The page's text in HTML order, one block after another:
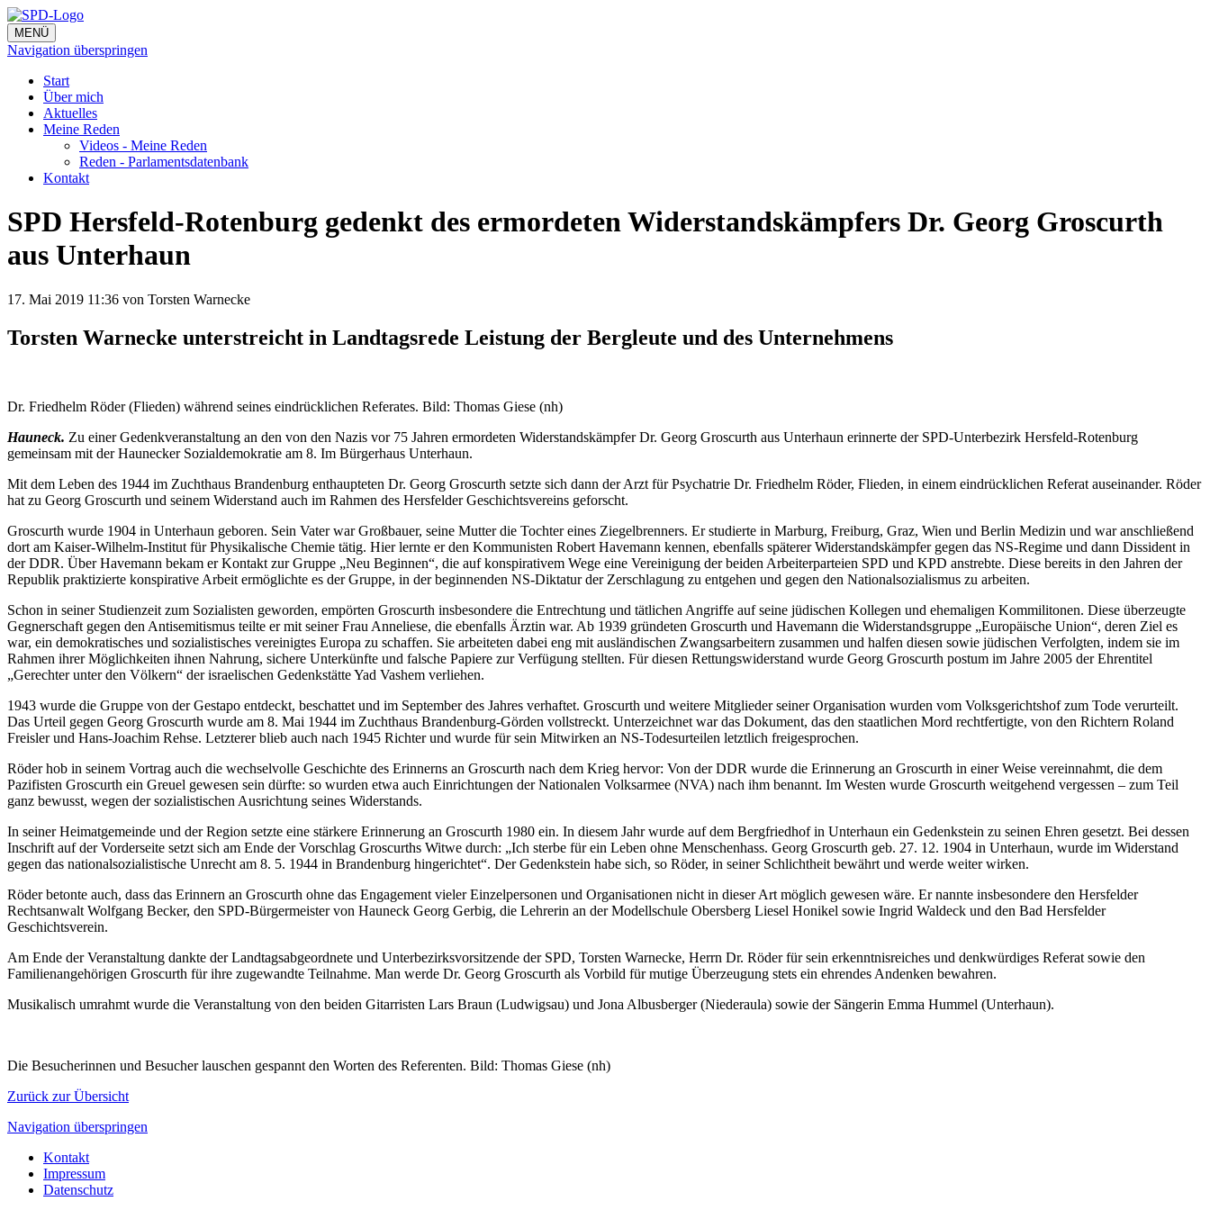
MENÜ
Navigation überspringen
Start
Über mich
Aktuelles
Meine Reden
Videos - Meine Reden
Reden - Parlamentsdatenbank
Kontakt
SPD Hersfeld-Rotenburg gedenkt des ermordeten Widerstandskämpfers Dr. Georg Groscurth
aus Unterhaun
17. Mai 2019 11:36 von Torsten Warnecke
Torsten Warnecke unterstreicht in Landtagsrede Leistung der Bergleute und des Unternehmens
Dr. Friedhelm Röder (Flieden) während seines eindrücklichen Referates. Bild: Thomas Giese (nh)
Hauneck. Zu einer Gedenkveranstaltung an den von den Nazis vor 75 Jahren ermordeten Widerstandskämpfer Dr. Georg Groscurth aus Unterhaun erinnerte der SPD-Unterbezirk Hersfeld-Rotenburg
gemeinsam mit der Haunecker Sozialdemokratie am 8. Im Bürgerhaus Unterhaun.
Mit dem Leben des 1944 im Zuchthaus Brandenburg enthaupteten Dr. Georg Groscurth setzte sich dann der Arzt für Psychatrie Dr. Friedhelm Röder, Flieden, in einem eindrücklichen Referat auseinander. Röder
hat zu Georg Groscurth und seinem Widerstand auch im Rahmen des Hersfelder Geschichtsvereins geforscht.
Groscurth wurde 1904 in Unterhaun geboren. Sein Vater war Großbauer, seine Mutter die Tochter eines Ziegelbrenners. Er studierte in Marburg, Freiburg, Graz, Wien und Berlin Medizin und war anschließend
dort am Kaiser-Wilhelm-Institut für Physikalische Chemie tätig. Hier lernte er den Kommunisten Robert Havemann kennen, ebenfalls späterer Widerstandskämpfer gegen das NS-Regime und dann Dissident in
der DDR. Über Havemann bekam er Kontakt zur Gruppe „Neu Beginnen“, die auf konspirativem Wege eine Vereinigung der beiden Arbeiterparteien SPD und KPD anstrebte. Diese bereits in den Jahren der
Republik praktizierte konspirative Arbeit ermöglichte es der Gruppe, in der beginnenden NS-Diktatur der Zerschlagung zu entgehen und gegen den Nationalsozialismus zu arbeiten.
Schon in seiner Studienzeit zum Sozialisten geworden, empörten Groscurth insbesondere die Entrechtung und tätlichen Angriffe auf seine jüdischen Kollegen und ehemaligen Kommilitonen. Diese überzeugte
Gegnerschaft gegen den Antisemitismus teilte er mit seiner Frau Anneliese, die ebenfalls Ärztin war. Ab 1939 gründeten Groscurth und Havemann die Widerstandsgruppe „Europäische Union“, deren Ziel es
war, ein demokratisches und sozialistisches vereinigtes Europa zu schaffen. Sie arbeiteten dabei eng mit ausländischen Zwangsarbeitern zusammen und halfen diesen sowie jüdischen Verfolgten, indem sie im
Rahmen ihrer Möglichkeiten ihnen Nahrung, sichere Unterkünfte und falsche Papiere zur Verfügung stellten. Für diesen Rettungswiderstand wurde Georg Groscurth postum im Jahre 2005 der Ehrentitel
„Gerechter unter den Völkern“ der israelischen Gedenkstätte Yad Vashem verliehen.
1943 wurde die Gruppe von der Gestapo entdeckt, beschattet und im September des Jahres verhaftet. Groscurth und weitere Mitglieder seiner Organisation wurden vom Volksgerichtshof zum Tode verurteilt.
Das Urteil gegen Georg Groscurth wurde am 8. Mai 1944 im Zuchthaus Brandenburg-Görden vollstreckt. Unterzeichnet war das Dokument, das den staatlichen Mord rechtfertigte, von den Richtern Roland
Freisler und Hans-Joachim Rehse. Letzterer blieb auch nach 1945 Richter und wurde für sein Mitwirken an NS-Todesurteilen letztlich freigesprochen.
Röder hob in seinem Vortrag auch die wechselvolle Geschichte des Erinnerns an Groscurth nach dem Krieg hervor: Von der DDR wurde die Erinnerung an Groscurth in einer Weise vereinnahmt, die dem
Pazifisten Groscurth ein Greuel gewesen sein dürfte: so wurden etwa auch Einrichtungen der Nationalen Volksarmee (NVA) nach ihm benannt. Im Westen wurde Groscurth weitgehend vergessen – zum Teil
ganz bewusst, wegen der sozialistischen Ausrichtung seines Widerstands.
In seiner Heimatgemeinde und der Region setzte eine stärkere Erinnerung an Groscurth 1980 ein. In diesem Jahr wurde auf dem Bergfriedhof in Unterhaun ein Gedenkstein zu seinen Ehren gesetzt. Bei dessen
Inschrift auf der Vorderseite setzt sich am Ende der Vorschlag Groscurths Witwe durch: „Ich sterbe für ein Leben ohne Menschenhass. Georg Groscurth geb. 27. 12. 1904 in Unterhaun, wurde im Widerstand
gegen das nationalsozialistische Unrecht am 8. 5. 1944 in Brandenburg hingerichtet“. Der Gedenkstein habe sich, so Röder, in seiner Schlichtheit bewährt und werde weiter wirken.
Röder betonte auch, dass das Erinnern an Groscurth ohne das Engagement vieler Einzelpersonen und Organisationen nicht in dieser Art möglich gewesen wäre. Er nannte insbesondere den Hersfelder
Rechtsanwalt Wolfgang Becker, den SPD-Bürgermeister von Hauneck Georg Gerbig, die Lehrerin an der Modellschule Obersberg Liesel Honikel sowie Ingrid Waldeck und den Bad Hersfelder
Geschichtsverein.
Am Ende der Veranstaltung dankte der Landtagsabgeordnete und Unterbezirksvorsitzende der SPD, Torsten Warnecke, Herrn Dr. Röder für sein erkenntnisreiches und denkwürdiges Referat sowie den
Familienangehörigen Groscurth für ihre zugewandte Teilnahme. Man werde Dr. Georg Groscurth als Vorbild für mutige Überzeugung stets ein ehrendes Andenken bewahren.
Musikalisch umrahmt wurde die Veranstaltung von den beiden Gitarristen Lars Braun (Ludwigsau) und Jona Albusberger (Niederaula) sowie der Sängerin Emma Hummel (Unterhaun).
Die Besucherinnen und Besucher lauschen gespannt den Worten des Referenten. Bild: Thomas Giese (nh)
Zurück zur Übersicht
Navigation überspringen
Kontakt
Impressum
Datenschutz